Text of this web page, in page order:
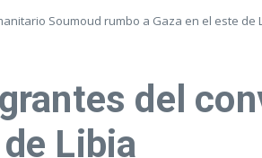
Soumoud rumbo a Gaza en el este de
del
Libia